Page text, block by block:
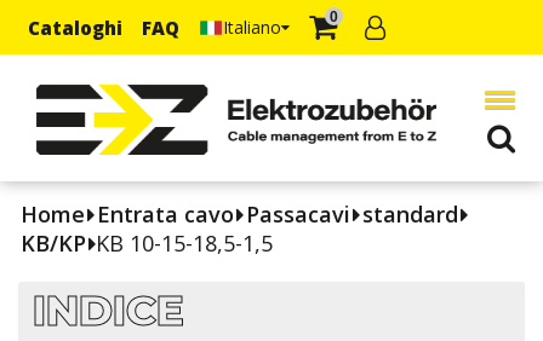
Cataloghi FAQ Italiano 0
Home Entrata cavo Passacavi standard
KB/KP KB 10-15-18,5-1,5
INDICE